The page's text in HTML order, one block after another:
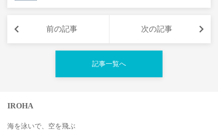
前の記事 次の記事
記事一覧へ
IROHA
海を泳いで、空を飛ぶ